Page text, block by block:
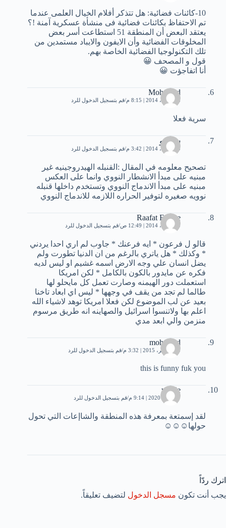
10-كائنات فضائية: هل تتذكر أفلام الخيال العلمى عندما
تم الاحتفاظ بكائنات فضائية فى منشأة عسكرية آمنة !؟
يعتقد البعض أن المنطقة 51 استطاعت أسر بعض
المخلوقات الفضائية وأن الايفون والايباد مستمدين من
تلك التكنولوجيا الفضائية الخاصة بهم.
قول و المصحف 😀
أنا اتفاجؤت 😀
Mohamed
28 أبريل، 2014 | 8:15 م قم بتسجيل الدخول للرد
سرية فعلا
سيفوو
29 أبريل، 2014 | 3:42 م قم بتسجيل الدخول للرد
تصحيح معلومه في المقال :القنبله الهيدروجينيه غير
مبنيه على مبدأ اﻻنشطار النووي وانما على العكس
مبنيه على مبدأ اﻻندماج النووي وتستخدم داخلها قنبله
نوويه صغيره لتوفير الحراره اللازمه للاندماج النووي
Raafat Fatehe
30 أبريل، 2014 | 12:49 ص قم بتسجيل الدخول للرد
قالو ل فرعون * ايه فرعنك * جاوب لم اري احدا يردني
* وكذلك * هل ياتري بالرغم من ان الدنيا تطورت ولم
يضل انسان علي وجه الارض اسمه غشيم او ليس لديه
فكره عن مايدور بالكون بالكامل * لكن امريكا
استعملت دور الهيمنه وصارت تعمل كل مايحلو لها
طالما لم تجد من يقف في وجهها * ليس اي ابعاد تاخنا
بعيد عن لب الموضوع لكن فعلا امريكا توهد لاشياء الله
اعلم بها ولاتنسوا اسرائيل والصهاينه انه طريق مرسوم
منزمن والي ابعد مدي
mohamed
30 نوفمبر، 2015 | 3:32 م قم بتسجيل الدخول للرد
this is funny fuk you
wadie
17 مايو، 2020 | 9:14 م قم بتسجيل الدخول للرد
لقد إسمتعة بمعرفة هذه المنطقة والشاإعات التي تحول
حولها☺☺☺
اترك ردّاً
يجب أنت تكون مسجل الدخول لتضيف تعليقاً.